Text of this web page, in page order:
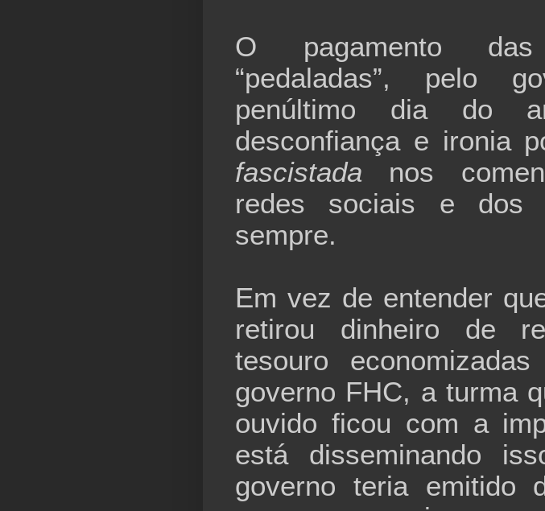
O pagamento das
“pedaladas”, pelo
penúltimo dia do
desconfiança e ironia
fascistada nos
redes sociais e dos
sempre.
Em vez de entender
retirou dinheiro de
tesouro
governo FHC, a turma
ouvido ficou com a
está disseminando
governo teria emitido